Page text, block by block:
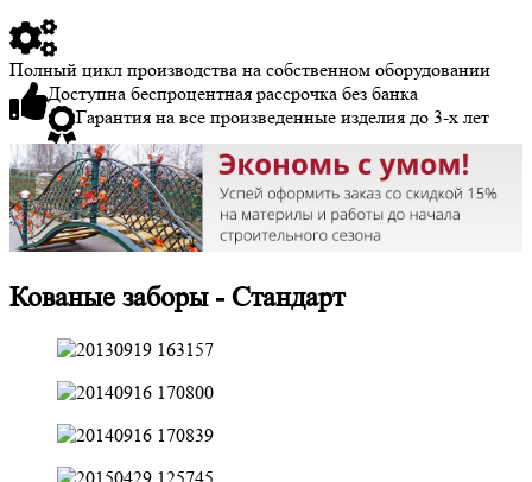
Полный цикл производства на собственном оборудовании
Доступна беспроцентная рассрочка без банка
Гарантия на все произведенные изделия до 3-х лет
Кованые заборы - Стандарт